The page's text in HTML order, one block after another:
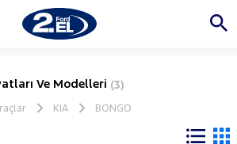
Ve Modelleri (3)
KIA BONGO